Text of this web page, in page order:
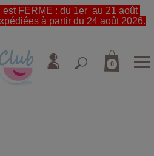
est FERME : du 1er au 21 août
à partir du 24 août 2026.
0